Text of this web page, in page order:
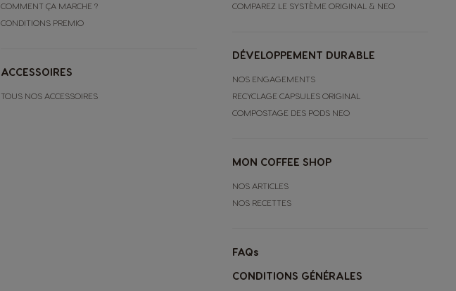
COMMENT ÇA MARCHE ?
CONDITIONS PREMIO
ACCESSOIRES
TOUS NOS ACCESSOIRES
COMPAREZ LE SYSTÈME ORIGINAL & NEO
DÉVELOPPEMENT DURABLE
NOS ENGAGEMENTS
RECYCLAGE CAPSULES ORIGINAL
COMPOSTAGE DES PODS NEO
MON COFFEE SHOP
NOS ARTICLES
NOS RECETTES
FAQs
CONDITIONS GÉNÉRALES